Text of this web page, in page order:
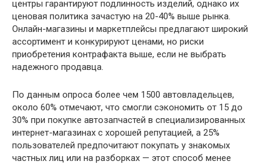
центры гарантируют подлинность изделий, однако их
ценовая политика зачастую на 20-40% выше рынка.
Онлайн-магазины и маркетплейсы предлагают широкий
ассортимент и конкурируют ценами, но риски
приобретения контрафакта выше, если не выбрать
надежного продавца.
По данным опроса более чем 1500 автовладельцев,
около 60% отмечают, что смогли сэкономить от 15 до
30% при покупке автозапчастей в специализированных
интернет-магазинах с хорошей репутацией, а 25%
пользователей предпочитают покупать у знакомых
частных лиц или на разборках — этот способ менее